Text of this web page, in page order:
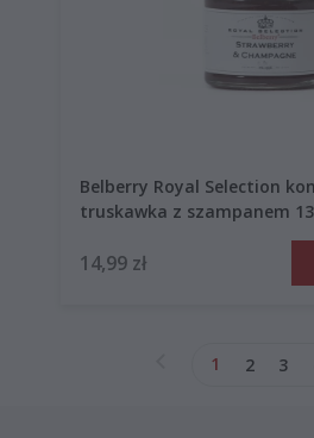
Belberry Royal Selection
truskawka z szampanem
14,99 zł
1 2 3